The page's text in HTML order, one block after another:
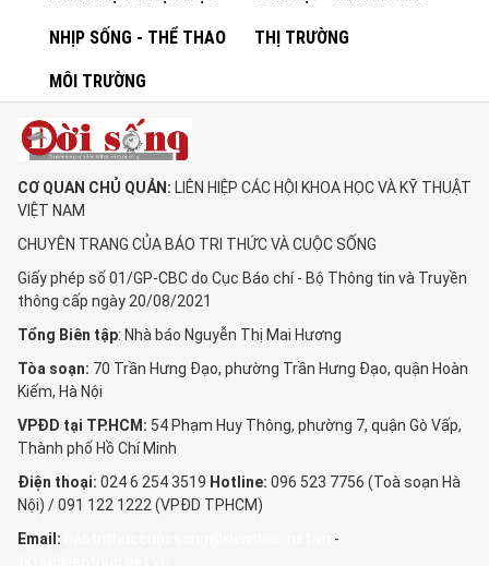
NHỊP SỐNG - THỂ THAO THỊ TRƯỜNG
MÔI TRƯỜNG
CƠ QUAN CHỦ QUẢN: LIÊN HIỆP CÁC HỘI KHOA HỌC VÀ KỸ THUẬT
VIỆT NAM
CHUYÊN TRANG CỦA BÁO TRI THỨC VÀ CUỘC SỐNG
Giấy phép số 01/GP-CBC do Cục Báo chí - Bộ Thông tin và Truyền
thông cấp ngày 20/08/2021
Tổng Biên tập: Nhà báo Nguyễn Thị Mai Hương
Tòa soạn: 70 Trần Hưng Đạo, phường Trần Hưng Đạo, quận Hoàn
Kiếm, Hà Nội
VPĐD tại TP.HCM: 54 Phạm Huy Thông, phường 7, quận Gò Vấp,
Thành phố Hồ Chí Minh
Điện thoại: 024 6 254 3519 Hotline: 096 523 7756 (Toà soạn Hà
Nội) / 091 122 1222 (VPĐD TPHCM)
Email:
-